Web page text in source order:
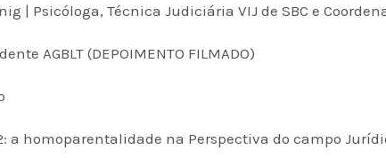
| Psicóloga, Técnica Judiciária VIJ de SBC e
AGBLT (DEPOIMENTO FILMADO)
a homoparentalidade na Perspectiva do campo